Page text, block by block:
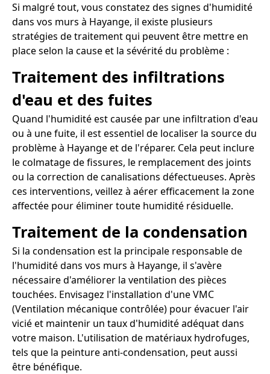
Si malgré tout, vous constatez des signes d'humidité
dans vos murs à Hayange, il existe plusieurs
stratégies de traitement qui peuvent être mettre en
place selon la cause et la sévérité du problème :
Traitement des infiltrations
d'eau et des fuites
Quand l'humidité est causée par une infiltration d'eau
ou à une fuite, il est essentiel de localiser la source du
problème à Hayange et de l'réparer. Cela peut inclure
le colmatage de fissures, le remplacement des joints
ou la correction de canalisations défectueuses. Après
ces interventions, veillez à aérer efficacement la zone
affectée pour éliminer toute humidité résiduelle.
Traitement de la condensation
Si la condensation est la principale responsable de
l'humidité dans vos murs à Hayange, il s'avère
nécessaire d'améliorer la ventilation des pièces
touchées. Envisagez l'installation d'une VMC
(Ventilation mécanique contrôlée) pour évacuer l'air
vicié et maintenir un taux d'humidité adéquat dans
votre maison. L'utilisation de matériaux hydrofuges,
tels que la peinture anti-condensation, peut aussi
être bénéfique.